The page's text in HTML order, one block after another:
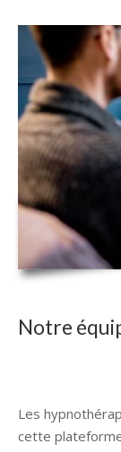
Notre
Les
cette